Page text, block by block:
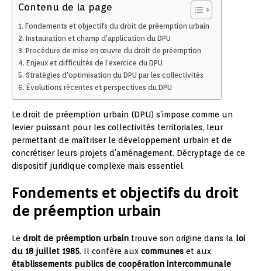
Contenu de la page
Fondements et objectifs du droit de préemption urbain
Instauration et champ d’application du DPU
Procédure de mise en œuvre du droit de préemption
Enjeux et difficultés de l’exercice du DPU
Stratégies d’optimisation du DPU par les collectivités
Évolutions récentes et perspectives du DPU
Le droit de préemption urbain (DPU) s’impose comme un
levier puissant pour les collectivités territoriales, leur
permettant de maîtriser le développement urbain et de
concrétiser leurs projets d’aménagement. Décryptage de ce
dispositif juridique complexe mais essentiel.
Fondements et objectifs du droit
de préemption urbain
Le droit de préemption urbain trouve son origine dans la loi
du 18 juillet 1985. Il confère aux communes et aux
établissements publics de coopération intercommunale